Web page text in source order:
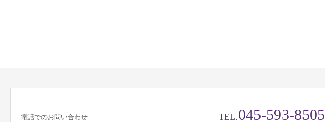
電話でのお問い合わせ TEL.045-593-8505